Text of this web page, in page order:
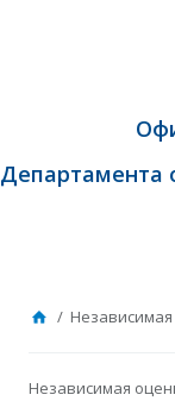
Департамента
/ Независимая
Независимая